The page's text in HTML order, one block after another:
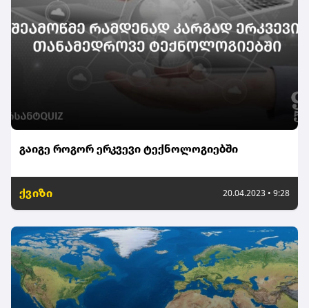
გაიგე როგორ ერკვევი ტექნოლოგიებში
ქვიზი 20.04.2023 • 9:28